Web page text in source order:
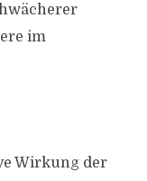
im
Wirkung der